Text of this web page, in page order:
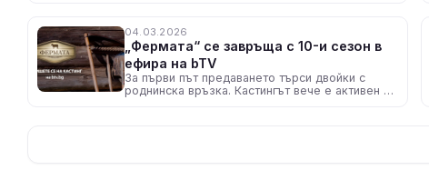
04.03.2026
„Фермата“ се завръща с 10-и сезон в
ефира на bTV
За първи път предаването търси двойки с
роднинска връзка. Кастингът вече е активен на